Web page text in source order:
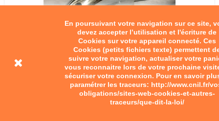
En poursuivant votre navigation sur ce site,
devez accepter l’utilisation et l'écriture de
Cookies sur votre appareil connecté. Ces
Cookies (petits fichiers texte) permettent
suivre votre navigation, actualiser votre
vous reconnaitre lors de votre prochaine
sécuriser votre connexion. Pour en savoir
paramétrer les traceurs: http://www.cnil.fr/
obligations/sites-web-cookies-et-autres-
traceurs/que-dit-la-loi/